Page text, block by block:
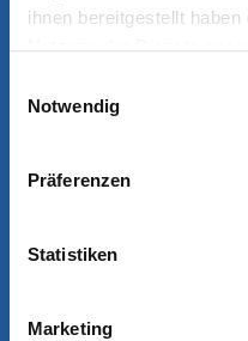
ihnen bereitgestellt
Webseite weiterhin nutzen.
Notwendig
Präferenzen
Statistiken
Marketing